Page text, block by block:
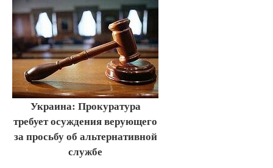
Украина: Прокуратура
требует осуждения верующего
за просьбу об альтернативной
службе